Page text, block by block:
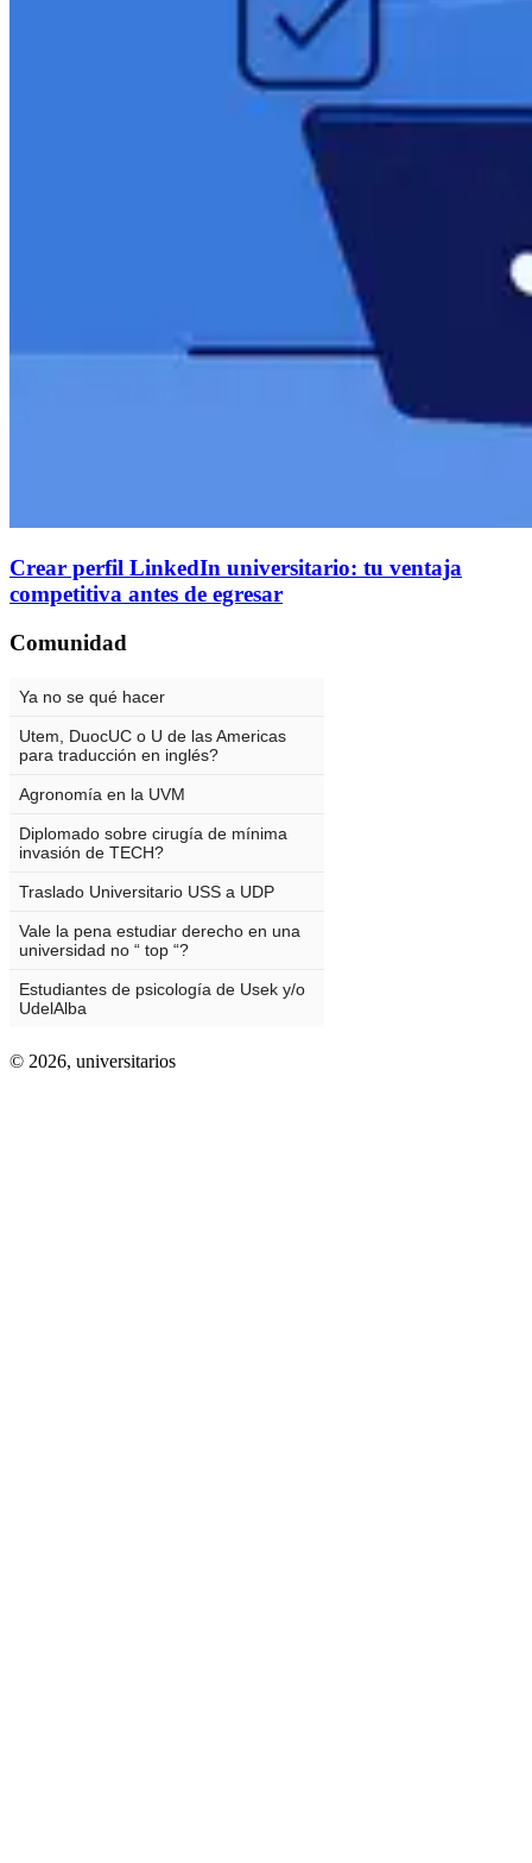
Crear perfil LinkedIn universitario: tu ventaja
competitiva antes de egresar
Comunidad
© 2026, universitarios